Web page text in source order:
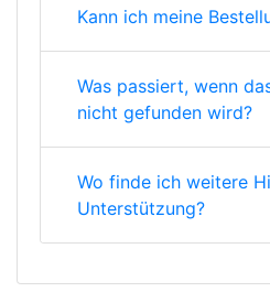
Kann ich meine
Was passiert, wenn
nicht gefunden wird?
Wo finde ich weitere
Unterstützung?